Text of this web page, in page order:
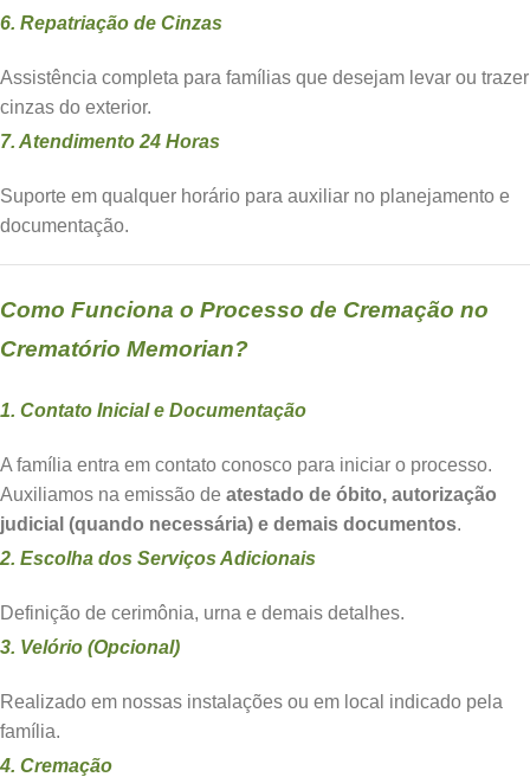
6. Repatriação de Cinzas
Assistência completa para famílias que desejam levar ou trazer
cinzas do exterior.
7. Atendimento 24 Horas
Suporte em qualquer horário para auxiliar no planejamento e
documentação.
Como Funciona o Processo de Cremação no
Crematório Memorian?
1. Contato Inicial e Documentação
A família entra em contato conosco para iniciar o processo.
Auxiliamos na emissão de atestado de óbito, autorização
judicial (quando necessária) e demais documentos.
2. Escolha dos Serviços Adicionais
Definição de cerimônia, urna e demais detalhes.
3. Velório (Opcional)
Realizado em nossas instalações ou em local indicado pela
família.
4. Cremação